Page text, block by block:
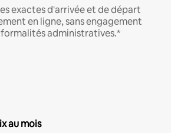
exactes d'arrivée et de départ
en ligne, sans engagement
administratives.*
au mois